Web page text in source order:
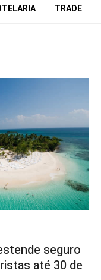
TRADE
seguro
até 30 de